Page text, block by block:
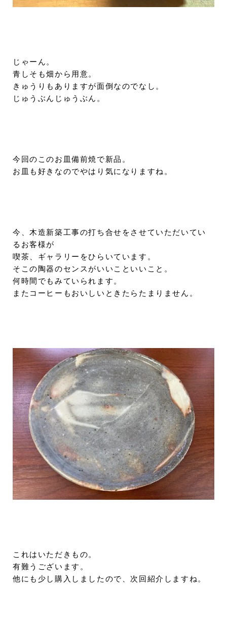
じゃーん。
青しそも畑から用意。
きゅうりもありますが面倒なのでなし。
じゅうぶんじゅうぶん。
今回のこのお皿備前焼で新品。
お皿も好きなのでやはり気になりますね。
今、木造新築工事の打ち合せをさせていただいてい
るお客様が
喫茶、ギャラリーをひらいています。
そこの陶器のセンスがいいこといいこと。
何時間でもみていられます。
またコーヒーもおいしいときたらたまりません。
これはいただきもの。
有難うございます。
他にも少し購入しましたので、次回紹介しますね。